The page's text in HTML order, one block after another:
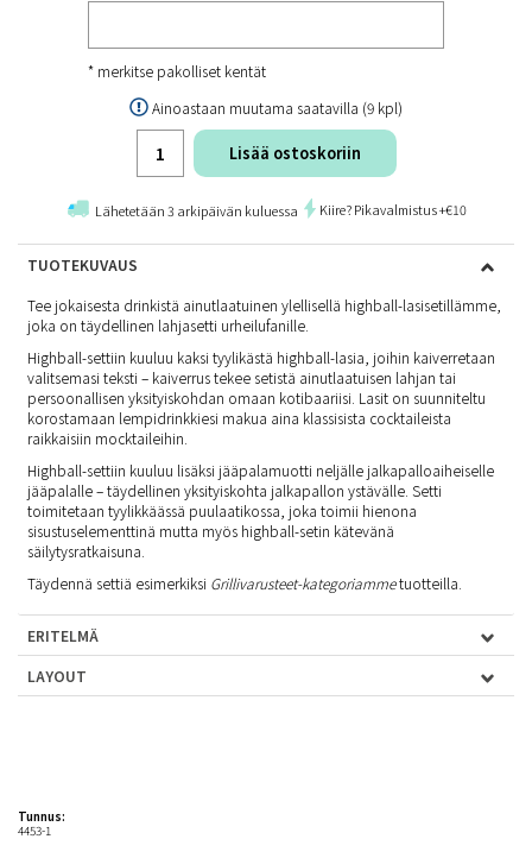
* merkitse pakolliset kentät
Ainoastaan muutama saatavilla (9 kpl)
Lisää ostoskoriin
Lähetetään 3 arkipäivän kuluessa Kiire? Pikavalmistus +€10
TUOTEKUVAUS
Tee jokaisesta drinkistä ainutlaatuinen ylellisellä highball-lasisetillämme,
joka on täydellinen lahjasetti urheilufanille.
Highball-settiin kuuluu kaksi tyylikästä highball-lasia, joihin kaiverretaan
valitsemasi teksti – kaiverrus tekee setistä ainutlaatuisen lahjan tai
persoonallisen yksityiskohdan omaan kotibaariisi. Lasit on suunniteltu
korostamaan lempidrinkkiesi makua aina klassisista cocktaileista
raikkaisiin mocktaileihin.
Highball-settiin kuuluu lisäksi jääpalamuotti neljälle jalkapalloaiheiselle
jääpalalle – täydellinen yksityiskohta jalkapallon ystävälle. Setti
toimitetaan tyylikkäässä puulaatikossa, joka toimii hienona
sisustuselementtinä mutta myös highball-setin kätevänä
säilytysratkaisuna.
Täydennä settiä esimerkiksi Grillivarusteet-kategoriammetuotteilla.
ERITELMÄ
LAYOUT
Tunnus:
4453-1